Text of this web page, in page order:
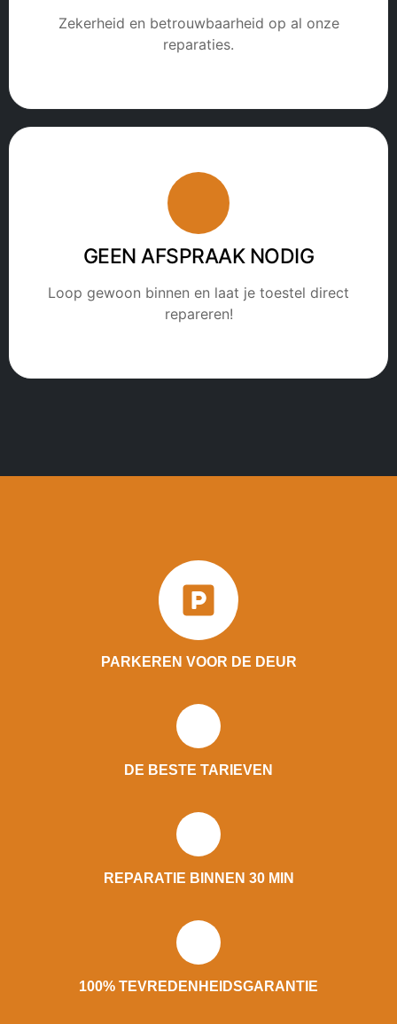
Zekerheid en betrouwbaarheid op al onze
reparaties.
GEEN AFSPRAAK NODIG
Loop gewoon binnen en laat je toestel direct
repareren!
PARKEREN VOOR DE DEUR
DE BESTE TARIEVEN
REPARATIE BINNEN 30 MIN
100% TEVREDENHEIDSGARANTIE